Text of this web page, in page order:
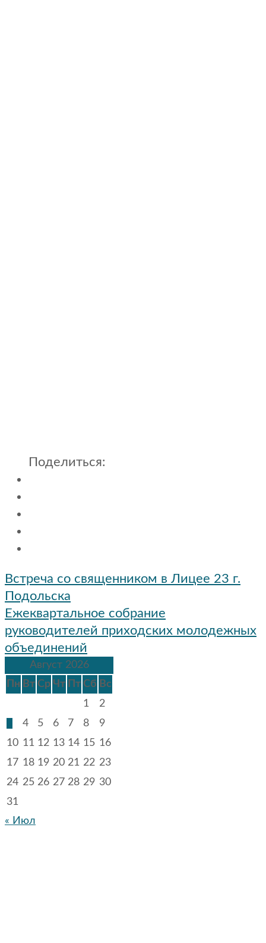
Поделиться:
Навигация
по
записям
Встреча со священником в Лицее 23 г.
Подольска
Ежеквартальное собрание
руководителей приходских молодежных
объединений
Август 2026
Пн Вт Ср Чт Пт Сб Вс
1
2
4 5 6 7 8
9
10 11 12 13 14 15 16
17 18 19 20 21 22 23
24 25 26 27 28 29 30
31
« Июл